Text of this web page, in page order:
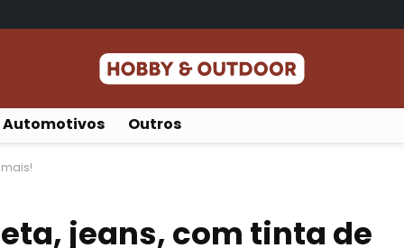
Automotivos Outros
jeans, com tinta de